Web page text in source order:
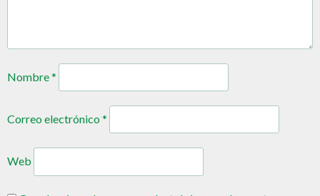
Nombre*
Correo electrónico*
Web